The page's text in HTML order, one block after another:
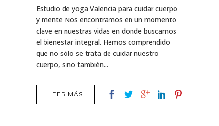
Estudio de yoga Valencia para cuidar cuerpo
y mente Nos encontramos en un momento
clave en nuestras vidas en donde buscamos
el bienestar integral. Hemos comprendido
que no sólo se trata de cuidar nuestro
cuerpo, sino también...
LEER MÁS